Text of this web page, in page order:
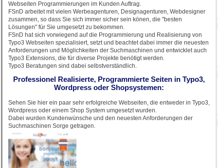
Webseiten Programmierungen im Kunden Auftrag.
FSnD arbeitet mit vielen Werbeagenturen, Designagenturen, Webdesigner
zusammen, so dass Sie sich immer sicher sein könen, die "besten
Lösungen" für Sie umgesetzt zu bekommen.
FSnD hat sich vorwiegend auf die Programmierung und Realisierung von
Typo3 Webseiten spezialisiert, setzt und beachtet dabei immer die neuesten
Anforderungen und Möglichkeiten der Suchmaschinen und entwicklet auch
Typo3 Extensions, die für diverse Projekte benötigt werden.
Typo3 Beratungen sind dabei selbstverständlich.
Professionel Realisierte, Programmierte Seiten in Typo3,
Wordpress oder Shopsystemen:
Sehen Sie hier ein paar sehr erfolgreiche Webseiten, die entweder in Typo3,
Wordpress oder einem Shop System umgesetzt wurden.
Dabei wurden Kundenwünsche und den neuesten Anforderungen der
Suchmaschinen Sorge getragen.